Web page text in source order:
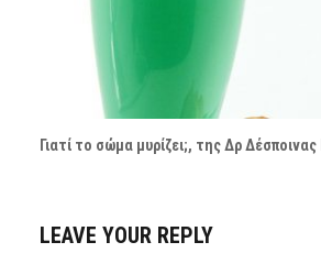
Γιατί το σώμα μυρίζει;, της Δρ
LEAVE YOUR REPLY